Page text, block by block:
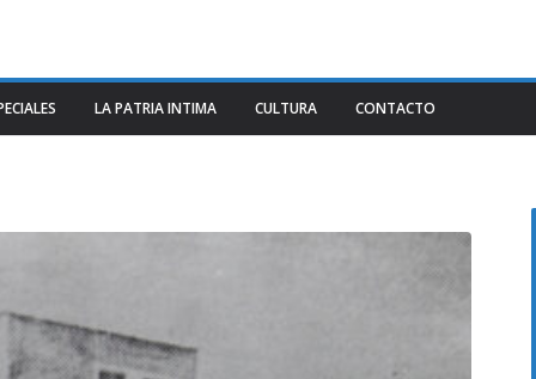
LA PATRIA INTIMA CULTURA CONTACTO